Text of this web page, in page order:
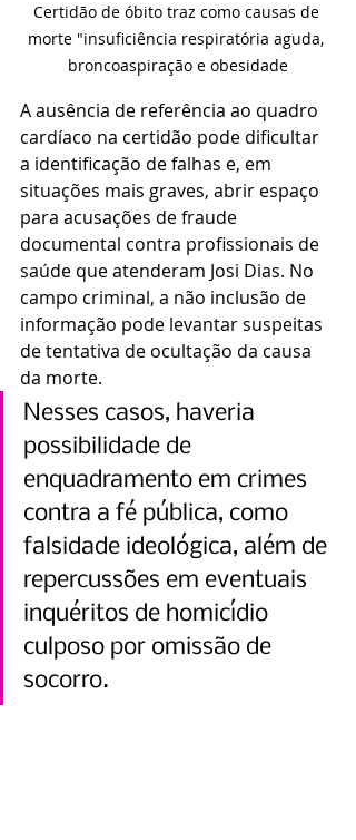
Certidão de óbito traz como causas de
morte "insuficiência respiratória aguda,
broncoaspiração e obesidade
A ausência de referência ao quadro
cardíaco na certidão pode dificultar
a identificação de falhas e, em
situações mais graves, abrir espaço
para acusações de fraude
documental contra profissionais de
saúde que atenderam Josi Dias. No
campo criminal, a não inclusão de
informação pode levantar suspeitas
de tentativa de ocultação da causa
da morte.
Nesses casos, haveria
possibilidade de
enquadramento em crimes
contra a fé pública, como
falsidade ideológica, além de
repercussões em eventuais
inquéritos de homicídio
culposo por omissão de
socorro.